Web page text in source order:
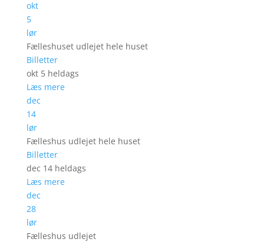
okt
5
lør
Fælleshuset udlejet hele huset
Billetter
okt 5 heldags
Læs mere
dec
14
lør
Fælleshus udlejet hele huset
Billetter
dec 14 heldags
Læs mere
dec
28
lør
Fælleshus udlejet